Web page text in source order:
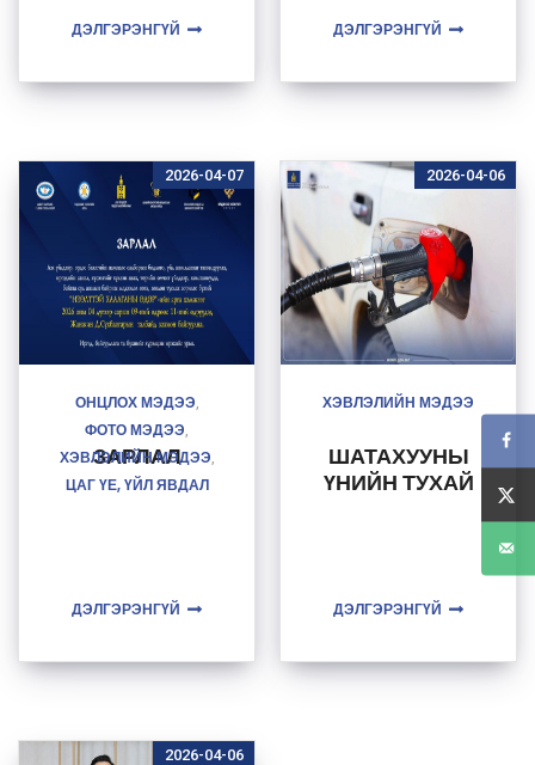
газар, Оросын
Улсын Засгийн
хэлэлцээр
ДЭЛГЭРЭНГҮЙ
СОЛОНГОРНО
ДЭЛГЭРЭНГҮЙ
ОНЦЛОХ МЭДЭЭ
ФОТО МЭДЭЭ
ХЭВЛЭЛИЙН МЭДЭЭ
ЦАГ ҮЕ, ҮЙЛ ЯВДАЛ
2026-04-07
ЗАРЛАЛ
ДЭЛГЭРЭНГҮЙ
ХЭВЛЭЛИЙН МЭДЭЭ
2026-04-06
ШАТАХУУНЫ
ҮНИЙН ТУХАЙ
ДЭЛГЭРЭНГҮЙ
2026-04-06